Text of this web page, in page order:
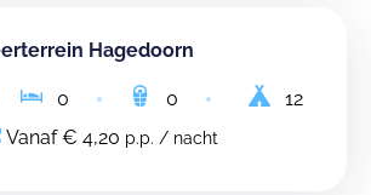
Hagedoorn
0 0
12
Vanaf € 4,20 p.p. / nacht